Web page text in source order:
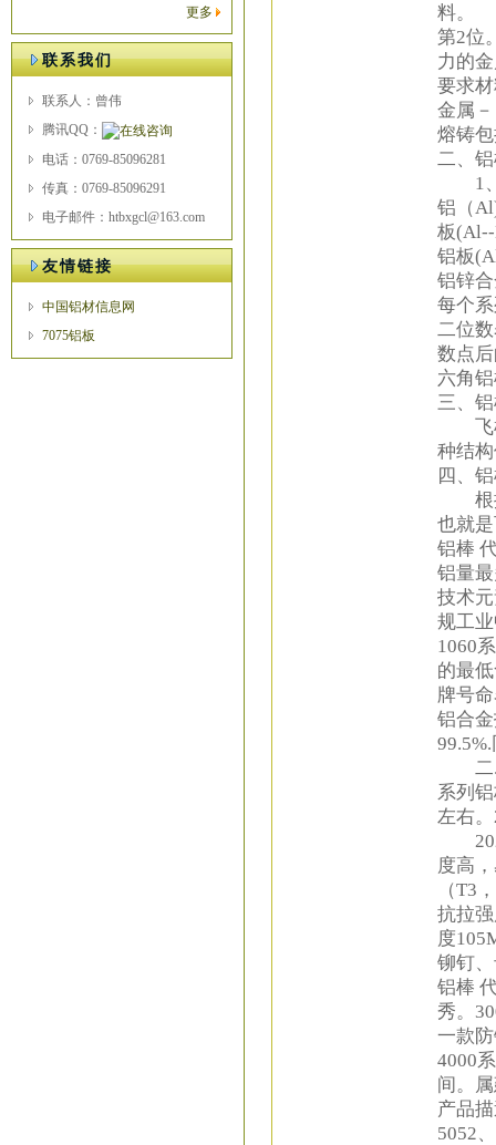
更多
联系我们
联系人：曾伟
腾讯QQ：
电话：0769-85096281
传真：0769-85096291
电子邮件：htbxgcl@163.com
友情链接
中国铝材信息网
7075铝板
料。
第2位
力的
要求
金属
熔铸
二、
1、
铝（
板
铝板
铝锌
每个
二位
数点
六角
三、
飞机
种结
四、
根据
也就
铝棒
铝量
技术
规工
1060
的最
牌号
铝合
二
系列
左右
度高
（T3
抗拉
度
铆钉
铝棒
秀。
一款
4000
间。
产品
5052